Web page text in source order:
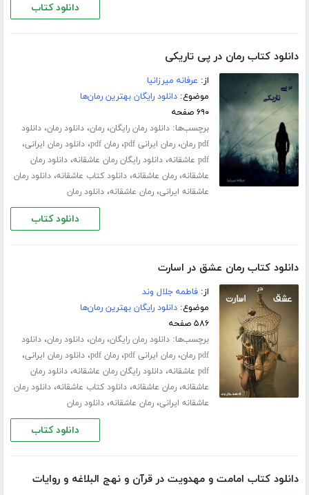
دانلود کتاب
دانلود کتاب رمان در پی تاریکی
از: عرفانه میرزانیا
موضوع:دانلود رایگان بهترین رمان‌ها
۶۹۰ صفحه
برچسب‌ها:دانلود رمان رایگان،رمان،دانلود رمان،دانلود
pdf رمان
،رمان ایرانی pdf ،رمان pdf ،دانلود رمان ایرانی،
pdf عاشقانه ،دانلود رایگان رمان عاشقانه،دانلود رمان
عاشقانه،رمان عاشقانه،دانلود کتاب عاشقانه،دانلود رمان
عاشقانه ایرانی،رمان عاشقانه،دانلود رمان
دانلود کتاب
دانلود کتاب رمان عشق در اسارت
از:فاطمه جلال‌ وند
موضوع:دانلود رایگان بهترین رمان‌ها
۵۸۶ صفحه
برچسب‌ها:دانلود رمان رایگان،رمان،دانلود رمان،دانلود
pdf رمان
،رمان ایرانی pdf ،رمان pdf ،دانلود رمان ایرانی،
pdf عاشقانه ،دانلود رایگان رمان عاشقانه،دانلود رمان
عاشقانه،رمان عاشقانه،دانلود کتاب عاشقانه،دانلود رمان
عاشقانه ایرانی،رمان عاشقانه،دانلود رمان
دانلود کتاب
دانلود کتاب امامت و مهدویت در قرآن و نهج البلاغه و روایات